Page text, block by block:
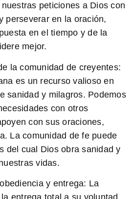
peticiones a Dios con
perseverar en la oración,
en el tiempo y de la
mejor.
la comunidad de creyentes:
es un recurso valioso en
sanidad y milagros. Podemos
con otros
con sus oraciones,
La comunidad de fe puede
del cual Dios obra sanidad y
vidas.
y entrega: La